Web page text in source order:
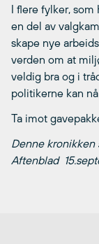
I flere fylker,
en del av
skape nye
verden om at
veldig bra og i
politikerne kan
Ta imot
Denne kronikken
Aftenblad